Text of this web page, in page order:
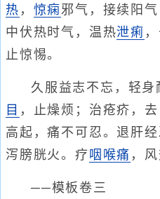
热 ， 惊痫邪气，接续阳
中伏热时气，温热泄痢
止惊惕。
久服益志不忘，轻身
目 ，止燥烦；治疮疥，
高起，痛不可忍。退肝
泻膀胱火。疗咽喉痛 ，
──模板卷三